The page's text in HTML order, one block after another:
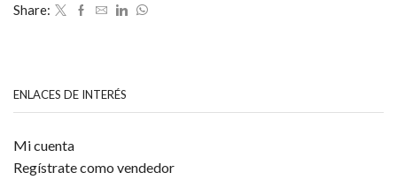
5
Share:
ENLACES DE INTERÉS
Mi cuenta
Regístrate como vendedor